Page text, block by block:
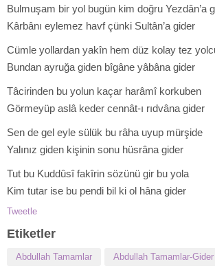
Bulmuşam bir yol bugün kim doğru Yezdân’a
Kârbânı eylemez havf çünki Sultân’a gider
Cümle yollardan yakîn hem düz kolay tez
Bundan ayruğa giden bîgâne yâbâna gider
Tâcirinden bu yolun kaçar harâmî korkuben
Görmeyüp aslâ keder cennât-ı rıdvâna gider
Sen de gel eyle sülük bu râha uyup mürşide
Yalınız giden kişinin sonu hüsrâna gider
Tut bu Kuddûsî fakîrin sözünü gir bu yola
Kim tutar ise bu pendi bil ki ol hâna gider
Tweetle
Etiketler
Abdullah Tamamlar Abdullah Tamamlar-Gider